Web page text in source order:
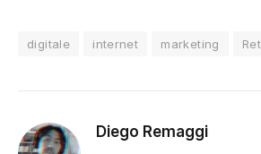
digitale internet marketing
Diego Remaggi